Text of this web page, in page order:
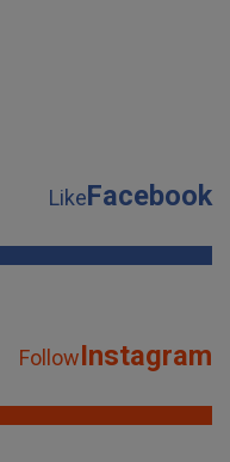
LikeFacebook
FollowInstagram